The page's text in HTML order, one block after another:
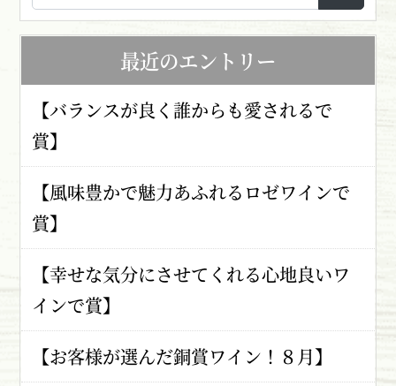
最近のエントリー
【バランスが良く誰からも愛されるで
賞】
【風味豊かで魅力あふれるロゼワインで
賞】
【幸せな気分にさせてくれる心地良いワ
インで賞】
【お客様が選んだ銅賞ワイン！８月】